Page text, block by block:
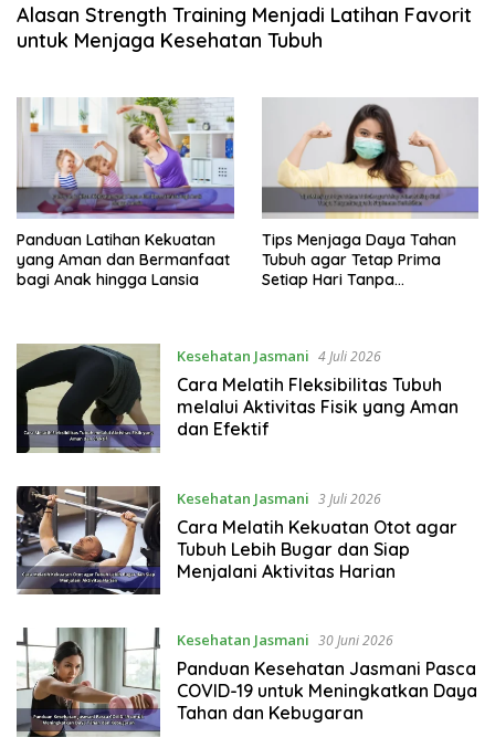
Alasan Strength Training Menjadi Latihan Favorit
untuk Menjaga Kesehatan Tubuh
Panduan Latihan Kekuatan
yang Aman dan Bermanfaat
bagi Anak hingga Lansia
Tips Menjaga Daya Tahan
Tubuh agar Tetap Prima
Setiap Hari Tanpa
Kesehatan Jasmani 4 Juli 2026
Cara Melatih Fleksibilitas Tubuh
melalui Aktivitas Fisik yang Aman
dan Efektif
Kesehatan Jasmani 3 Juli 2026
Cara Melatih Kekuatan Otot agar
Tubuh Lebih Bugar dan Siap
Menjalani Aktivitas Harian
Kesehatan Jasmani 30 Juni 2026
Panduan Kesehatan Jasmani Pasca
COVID-19 untuk Meningkatkan Daya
Tahan dan Kebugaran